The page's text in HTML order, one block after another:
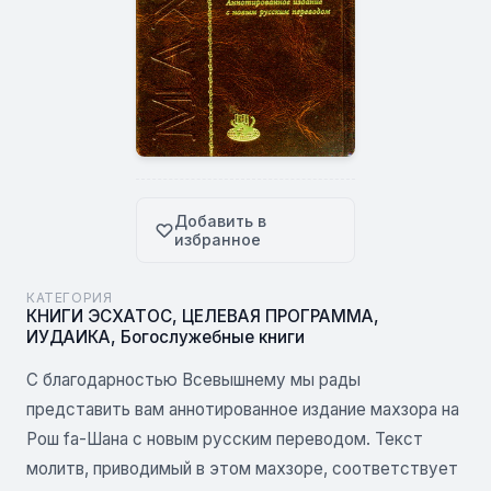
Добавить в
избранное
КАТЕГОРИЯ
КНИГИ ЭСХАТОС, ЦЕЛЕВАЯ ПРОГРАММА,
ИУДАИКА, Богослужебные книги
С благодарностью Всевышнему мы рады
представить вам аннотированное издание махзора на
Рош fa-Шана с новым русским переводом. Текст
молитв, приводимый в этом махзоре, соответствует